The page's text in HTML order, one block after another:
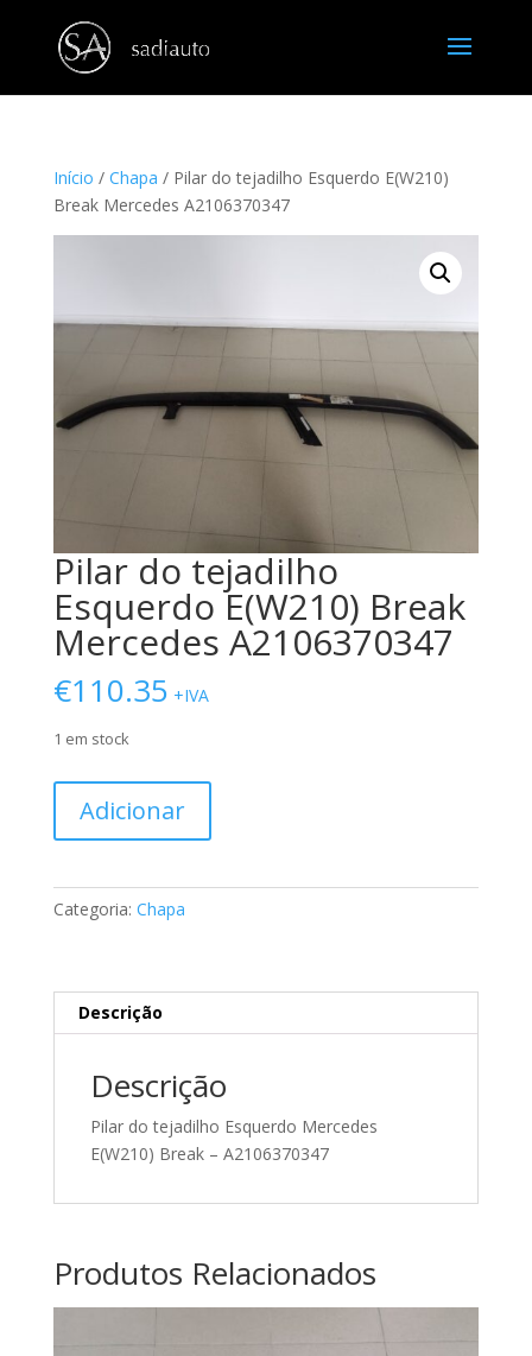
Início / Chapa / Pilar do tejadilho Esquerdo E(W210)
Break Mercedes A2106370347
Pilar do tejadilho
Esquerdo E(W210) Break
Mercedes A2106370347
€110.35 +IVA
1 em stock
tejadilho
Mercedes
A2106370347
Adicionar
Categoria: Chapa
Descrição
Descrição
Pilar do tejadilho Esquerdo Mercedes
E(W210) Break – A2106370347
Produtos Relacionados